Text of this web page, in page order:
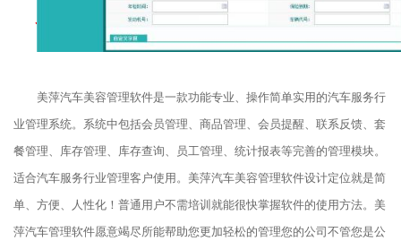
今日特价：1980
美萍汽车美容管理软件是一款功能专业、操作简单实用的汽车服务行
业管理系统。系统中包括会员管理、商品管理、会员提醒、联系反馈、套
餐管理、库存管理、库存查询、员工管理、统计报表等完善的管理模块。
适合汽车服务行业管理客户使用。美萍汽车美容管理软件设计定位就是简
单、方便、人性化！普通用户不需培训就能很快掌握软件的使用方法。美
萍汽车管理软件愿意竭尽所能帮助您更加轻松的管理您的公司不管您是公